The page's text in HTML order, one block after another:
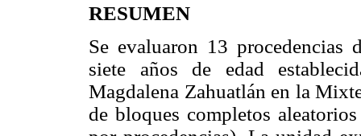
RESUMEN
Se evaluaron 13 procedencias
siete años de edad
Magdalena Zahuatlán en la
de bloques completos